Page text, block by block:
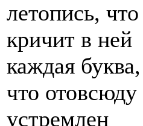
летопись, что
кричит в ней
каждая буква,
что отовсюду
устремлен